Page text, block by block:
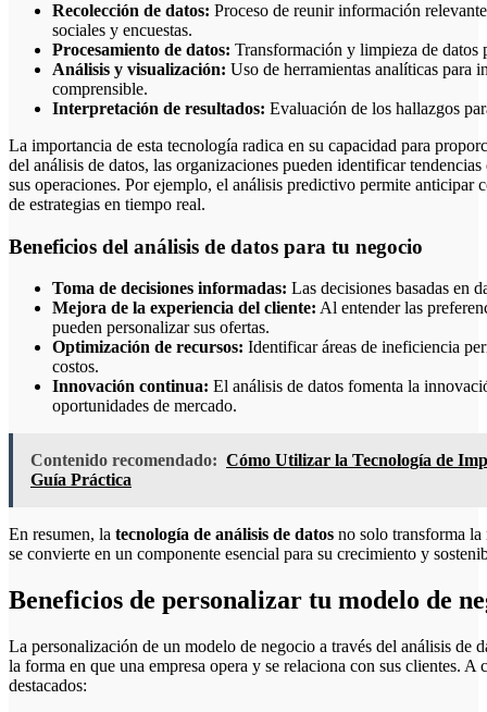
Recolección de datos: Proceso de reunir información
sociales y encuestas.
Procesamiento de datos: Transformación y limpieza de datos
Análisis y visualización: Uso de herramientas analíticas para
comprensible.
Interpretación de resultados: Evaluación de los hallazgos
La importancia de esta tecnología radica en su capacidad para
del análisis de datos, las organizaciones pueden identificar
sus operaciones. Por ejemplo, el análisis predictivo permite
de estrategias en tiempo real.
Beneficios del análisis de datos para tu negocio
Toma de decisiones informadas: Las decisiones basadas en
Mejora de la experiencia del cliente: Al entender las
pueden personalizar sus ofertas.
Optimización de recursos: Identificar áreas de ineficiencia
costos.
Innovación continua: El análisis de datos fomenta la
oportunidades de mercado.
Contenido recomendado: Cómo Utilizar la Tecnología de
Guía Práctica
En resumen, la tecnología de análisis de datos no solo transforma la
se convierte en un componente esencial para su crecimiento y
Beneficios de personalizar tu modelo de
La personalización de un modelo de negocio a través del análisis de
la forma en que una empresa opera y se relaciona con sus clientes.
destacados: